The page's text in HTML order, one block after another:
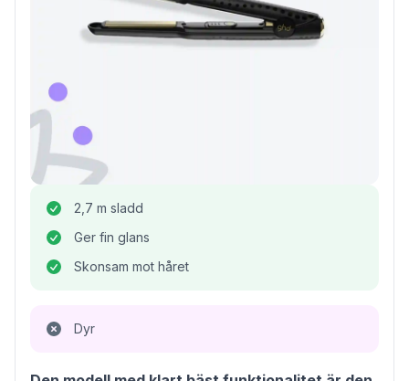
2,7 m sladd
Ger fin glans
Skonsam mot håret
Dyr